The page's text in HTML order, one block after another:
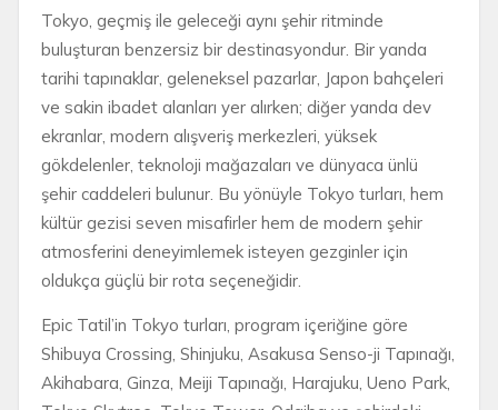
Tokyo, geçmiş ile geleceği aynı şehir ritminde
buluşturan benzersiz bir destinasyondur. Bir yanda
tarihi tapınaklar, geleneksel pazarlar, Japon bahçeleri
ve sakin ibadet alanları yer alırken; diğer yanda dev
ekranlar, modern alışveriş merkezleri, yüksek
gökdelenler, teknoloji mağazaları ve dünyaca ünlü
şehir caddeleri bulunur. Bu yönüyle Tokyo turları, hem
kültür gezisi seven misafirler hem de modern şehir
atmosferini deneyimlemek isteyen gezginler için
oldukça güçlü bir rota seçeneğidir.
Epic Tatil’in Tokyo turları, program içeriğine göre
Shibuya Crossing, Shinjuku, Asakusa Senso-ji Tapınağı,
Akihabara, Ginza, Meiji Tapınağı, Harajuku, Ueno Park,